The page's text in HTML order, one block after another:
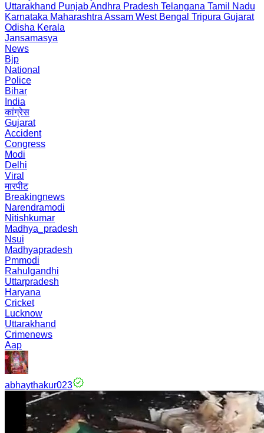
Uttarakhand PunjabAndhra Pradesh Telangana Tamil Nadu
Karnataka Maharashtra Assam West Bengal Tripura Gujarat
Odisha Kerala
Jansamasya
News
Bjp
National
Police
Bihar
India
कांग्रेस
Gujarat
Accident
Congress
Modi
Delhi
Viral
मारपीट
Breakingnews
Narendramodi
Nitishkumar
Madhya_pradesh
Nsui
Madhyapradesh
Pmmodi
Rahulgandhi
Uttarpradesh
Haryana
Cricket
Lucknow
Uttarakhand
Crimenews
Aap
abhaythakur023